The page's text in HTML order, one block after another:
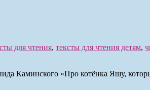
для чтения, тексты для чтения детям,
Каминского «Про котёнка Яшу,